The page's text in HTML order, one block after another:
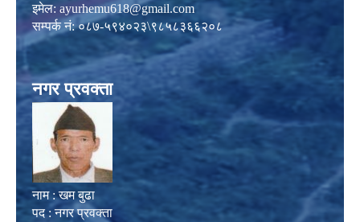
इमेल: ayurhemu618@gmail.com
सम्पर्क नं: ०८७-५९४०२३\९८५८३६६२०८
नगर प्रवक्ता
नाम : खम बुढा
पद : नगर प्रवक्ता